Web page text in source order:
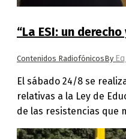
“La ESI: un
Contenidos RadiofónicosBy
El sábado 24/8 se
relativas a la Ley de
de las resistencias que